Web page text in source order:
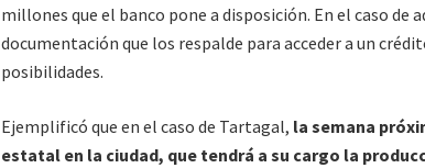
millones que el banco pone a disposición. En el caso de
documentación que los respalde para acceder a un
posibilidades.
Ejemplificó que en el caso de Tartagal, la semana
estatal en la ciudad, que tendrá a su cargo la